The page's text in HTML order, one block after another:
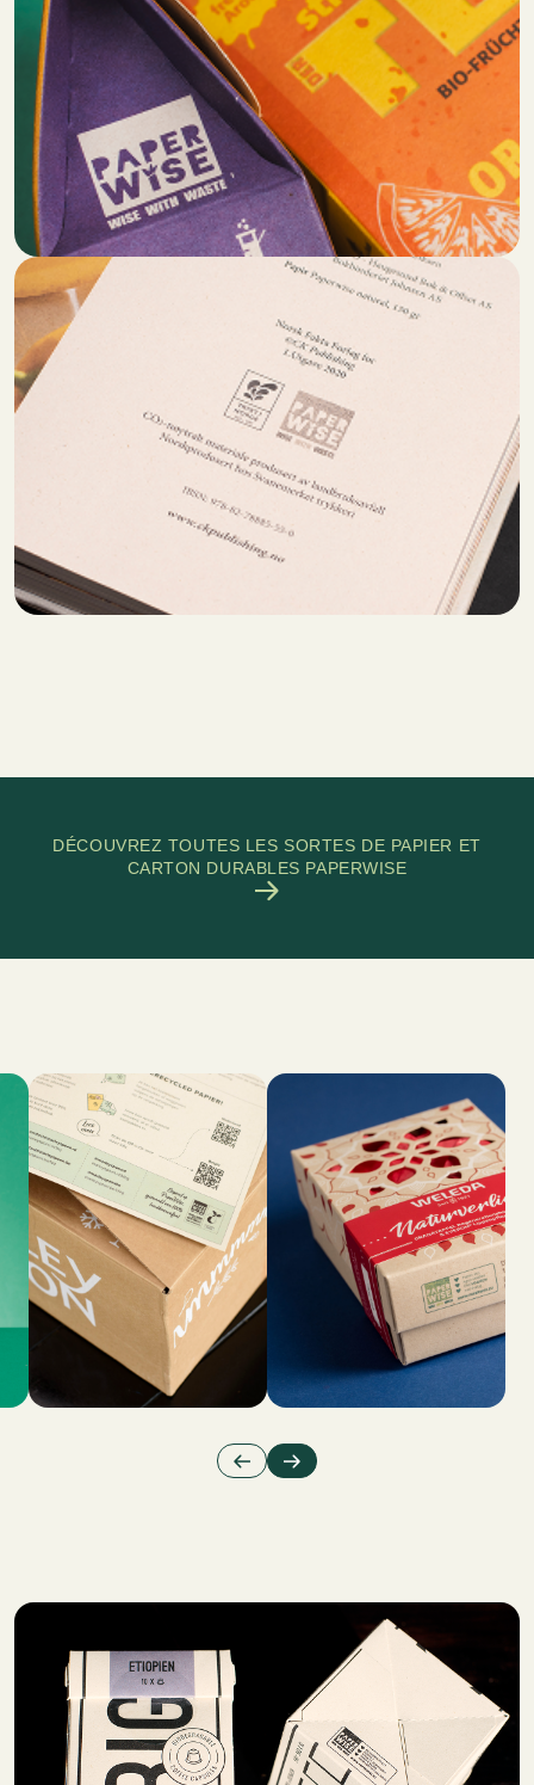
DÉCOUVREZ TOUTES LES SORTES DE PAPIER ET
CARTON DURABLES PAPERWISE